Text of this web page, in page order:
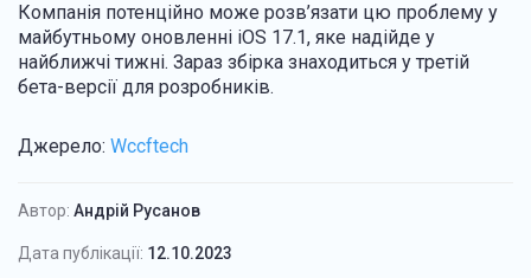
Компанія потенційно може розв’язати цю проблему у
майбутньому оновленні iOS 17.1, яке надійде у
найближчі тижні. Зараз збірка знаходиться у третій
бета-версії для розробників.
Джерело: Wccftech
Автор: Андрій Русанов
Дата публікації: 12.10.2023